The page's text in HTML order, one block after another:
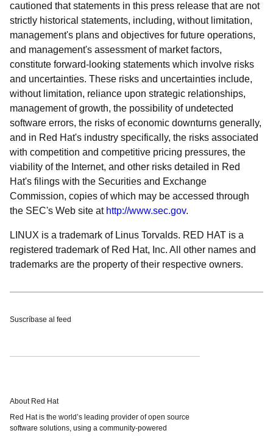
cautioned that statements in this press release that are not
strictly historical statements, including, without limitation,
management's plans and objectives for future operations,
and management's assessment of market factors,
constitute forward-looking statements which involve risks
and uncertainties. These risks and uncertainties include,
without limitation, reliance upon strategic relationships,
management of growth, the possibility of undetected
software errors, the risks of economic downturns generally,
and in Red Hat's industry specifically, the risks associated
with competition and competitive pricing pressures, the
viability of the Internet, and other risks detailed in Red
Hat's filings with the Securities and Exchange
Commission, copies of which may be accessed through
the SEC's Web site at http://www.sec.gov.
LINUX is a trademark of Linus Torvalds. RED HAT is a
registered trademark of Red Hat, Inc. All other names and
trademarks are the property of their respective owners.
Suscríbase al feed
About Red Hat
Red Hat is the world’s leading provider of open source
software solutions, using a community-powered